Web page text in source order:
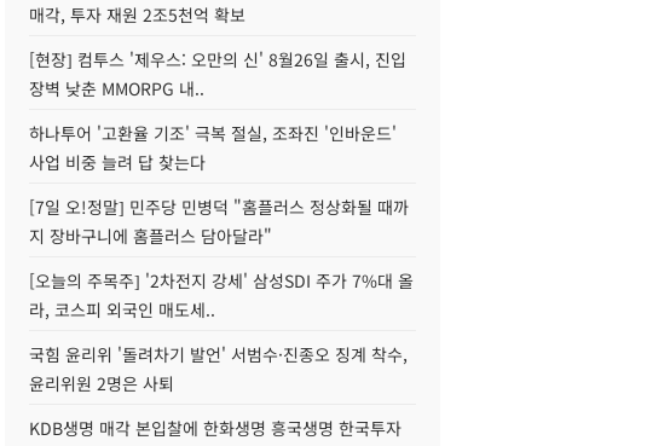
매각, 투자 재원 2조5천억 확보
[현장] 컴투스 '제우스: 오만의 신' 8월26일 출시, 진입
장벽 낮춘 MMORPG 내..
하나투어 '고환율 기조' 극복 절실, 조좌진 '인바운드'
사업 비중 늘려 답 찾는다
[7일 오!정말] 민주당 민병덕 "홈플러스 정상화될 때까
지 장바구니에 홈플러스 담아달라"
[오늘의 주목주] '2차전지 강세' 삼성SDI 주가 7%대 올
라, 코스피 외국인 매도세..
국힘 윤리위 '돌려차기 발언' 서범수·진종오 징계 착수,
윤리위원 2명은 사퇴
KDB생명 매각 본입찰에 한화생명 흥국생명 한국투자